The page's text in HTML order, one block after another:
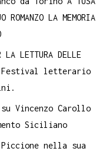
ROMANZO LA MEMORIA
LA LETTURA DELLE
Festival letterario
Vincenzo Carollo
Siciliano
Piccione nella sua